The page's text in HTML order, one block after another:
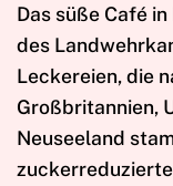
Das süße Café
des
Leckereien, die
Großbritannien,
Neuseeland